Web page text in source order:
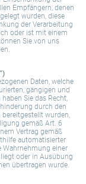
Empfängern, denen
wurden, diese
der Verarbeitung
oder ist mit einem
Sie von uns
Daten, welche
gängigen und
Sie das Recht,
durch den
bereitgestellt wurden,
gemäß Art. 6
Vertrag gemäß
automatisierter
Wahrnehmung einer
oder in Ausübung
übertragen wurde.